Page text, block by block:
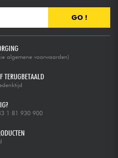
GO !
algemene voorwaarden)
TERUGBETAALD
1 81 930 900